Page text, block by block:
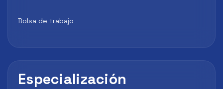
Bolsa de trabajo
Especialización